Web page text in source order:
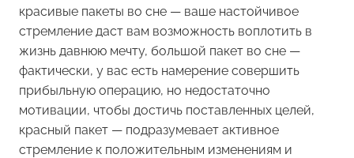
красивые пакеты во сне — ваше настойчивое
стремление даст вам возможность воплотить в
жизнь давнюю мечту, большой пакет во сне —
фактически, у вас есть намерение совершить
прибыльную операцию, но недостаточно
мотивации, чтобы достичь поставленных целей,
красный пакет — подразумевает активное
стремление к положительным изменениям и